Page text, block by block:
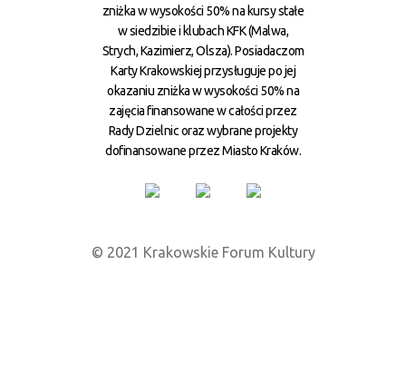
zniżka w wysokości 50% na kursy stałe
w siedzibie i klubach KFK (Malwa,
Strych, Kazimierz, Olsza). Posiadaczom
Karty Krakowskiej przysługuje po jej
okazaniu zniżka w wysokości 50% na
zajęcia finansowane w całości przez
Rady Dzielnic oraz wybrane projekty
dofinansowane przez Miasto Kraków.
© 2021 Krakowskie Forum Kultury